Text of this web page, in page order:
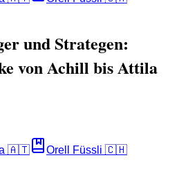
und Strategen:
von Achill bis Attila
🇦🇹 Orell Füssli 🇨🇭